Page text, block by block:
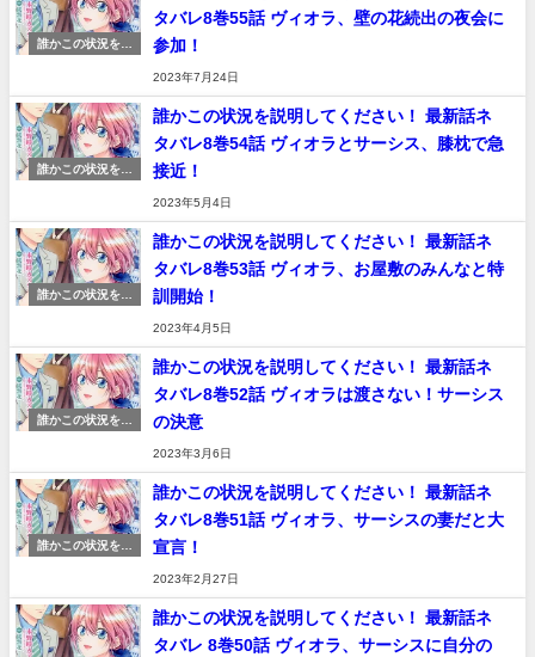
誰かこの状況を説
タバレ8巻55話 ヴィオラ、壁の花続出の夜会に
参加！
2023年7月24日
誰かこの状況を説
誰かこの状況を説明してください！ 最新話ネ
タバレ8巻54話 ヴィオラとサーシス、膝枕で急
接近！
2023年5月4日
誰かこの状況を説
誰かこの状況を説明してください！ 最新話ネ
タバレ8巻53話 ヴィオラ、お屋敷のみんなと特
訓開始！
2023年4月5日
誰かこの状況を説
誰かこの状況を説明してください！ 最新話ネ
タバレ8巻52話 ヴィオラは渡さない！サーシス
の決意
2023年3月6日
誰かこの状況を説
誰かこの状況を説明してください！ 最新話ネ
タバレ8巻51話 ヴィオラ、サーシスの妻だと大
宣言！
2023年2月27日
誰かこの状況を説明してください！ 最新話ネ
タバレ 8巻50話 ヴィオラ、サーシスに自分の